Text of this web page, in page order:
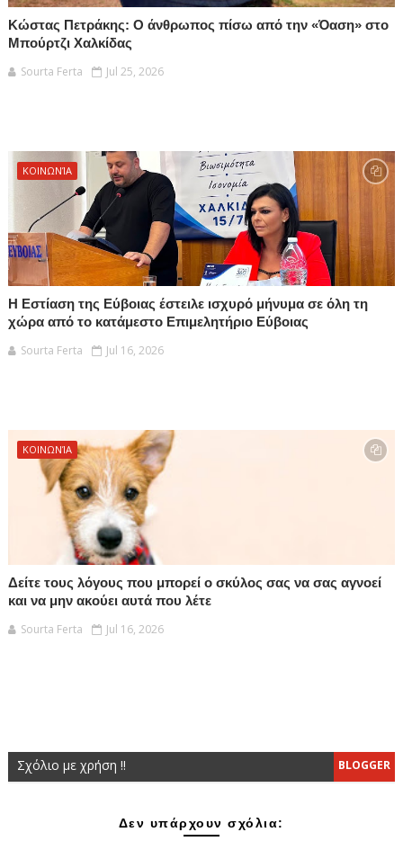
Κώστας Πετράκης: Ο άνθρωπος πίσω από την «Όαση» στο
Μπούρτζι Χαλκίδας
Sourta Ferta
Jul 25, 2026
ΚΟΙΝΩΝΊΑ
Η Εστίαση της Εύβοιας έστειλε ισχυρό μήνυμα σε όλη τη
χώρα από το κατάμεστο Επιμελητήριο Εύβοιας
Sourta Ferta
Jul 16, 2026
ΚΟΙΝΩΝΊΑ
Δείτε τους λόγους που μπορεί ο σκύλος σας να σας αγνοεί
και να μην ακούει αυτά που λέτε
Sourta Ferta
Jul 16, 2026
BLOGGER
Σχόλιο με χρήση !!
Δεν υπάρχουν σχόλια: